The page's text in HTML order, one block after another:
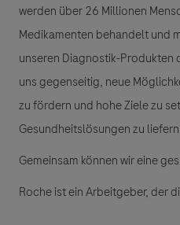
werden über 26 Millionen
Medikamenten behandelt und
unseren Diagnostik-
uns gegenseitig, neue
zu fördern und hohe Ziele zu
Gesundheitslösungen zu
Gemeinsam können wir eine
Roche ist ein Arbeitgeber, der